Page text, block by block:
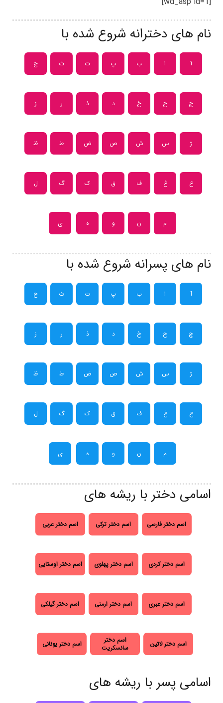
نام های دخترانه شروع شده با
آ ا ب پ ت ث ج
چ ح خ د ذ ر ز
ژ س ش ص ض ط ظ
ع غ ف ق ک گ ل
م ن و ه ی
نام های پسرانه شروع شده با
آ ا ب پ ت ث ج
چ ح خ د ذ ر ز
ژ س ش ص ض ط ظ
ع غ ف ق ک گ ل
م ن و ه ی
اسامی دختر با ریشه های
اسم دختر فارسی اسم دختر ترکی اسم دختر عربی
اسم دختر کردی اسم دختر پهلوی اسم دختر اوستایی
اسم دختر عبری اسم دختر ارمنی اسم دختر گیلکی
اسم دختر لاتین
اسم دختر
سانسکریت
اسم دختر یونانی
اسامی پسر با ریشه های